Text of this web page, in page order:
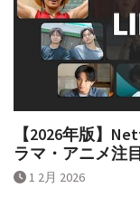
【2026年版】
ラマ・アニメ注
1 2月 2026